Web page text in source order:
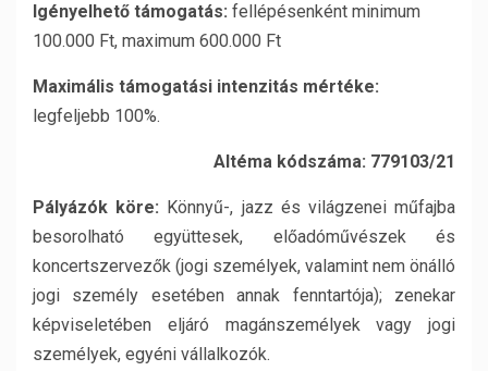
Igényelhető támogatás: fellépésenként minimum
100.000 Ft, maximum 600.000 Ft
Maximális támogatási intenzitás mértéke:
legfeljebb 100%.
Altéma kódszáma: 779103/21
Pályázók köre: Könnyű-, jazz és világzenei műfajba
besorolható együttesek, előadóművészek és
koncertszervezők (jogi személyek, valamint nem önálló
jogi személy esetében annak fenntartója); zenekar
képviseletében eljáró magánszemélyek vagy jogi
személyek, egyéni vállalkozók.